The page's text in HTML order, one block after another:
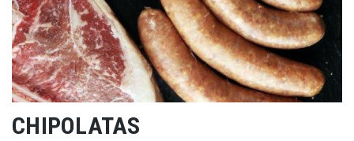
CHIPOLATAS